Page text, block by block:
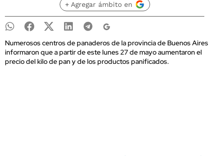
+ Agregar ámbito en
Numerosos centros de panaderos de la provincia de Buenos Aires
informaron que a partir de este lunes 27 de mayo aumentaron el
precio del kilo de pan y de los productos panificados.